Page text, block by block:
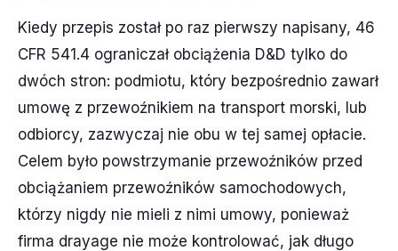
Kiedy przepis został po raz pierwszy napisany, 46
CFR 541.4 ograniczał obciążenia D&D tylko do
dwóch stron: podmiotu, który bezpośrednio zawarł
umowę z przewoźnikiem na transport morski, lub
odbiorcy, zazwyczaj nie obu w tej samej opłacie.
Celem było powstrzymanie przewoźników przed
obciążaniem przewoźników samochodowych,
którzy nigdy nie mieli z nimi umowy, ponieważ
firma drayage nie może kontrolować, jak długo